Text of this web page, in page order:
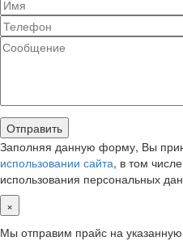
Заполняя данную форму, Вы
использовании сайта, в том
использования персональных
×
Мы отправим прайс на